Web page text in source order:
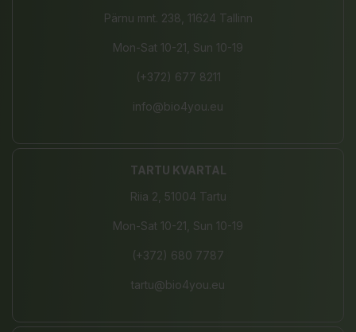
Pärnu mnt. 238, 11624 Tallinn
Mon-Sat 10-21, Sun 10-19
(+372) 677 8211
info@bio4you.eu
TARTU KVARTAL
Riia 2, 51004 Tartu
Mon-Sat 10-21, Sun 10-19
(+372) 680 7787
tartu@bio4you.eu